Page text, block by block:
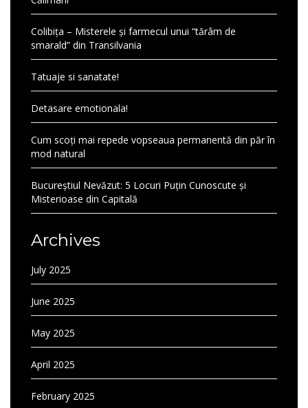
Colibița – Misterele și farmecul unui “tărâm de
smarald” din Transilvania
Tatuaje si sanatate!
Detasare emotionala!
Cum scoți mai repede vopseaua permanentă din păr în
mod natural
Bucureștiul Nevăzut: 5 Locuri Puțin Cunoscute și
Misterioase din Capitală
Archives
July 2025
June 2025
May 2025
April 2025
February 2025